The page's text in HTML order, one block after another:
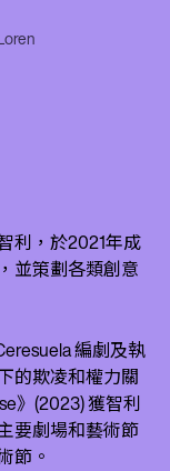
利，於2021年成
並策劃各類創意
編劇及執
的欺凌和權力關
》(2023) 獲智利
要劇場和藝術節
節。